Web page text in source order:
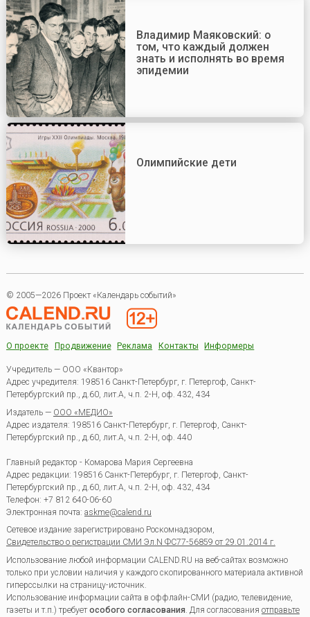
Владимир Маяковский: о
том, что каждый должен
знать и исполнять во время
эпидемии
Олимпийские дети
© 2005—2026 Проект «Календарь событий»
О проекте Продвижение Реклама Контакты Информеры
Учредитель — ООО «Квантор»
Адрес учредителя: 198516 Санкт-Петербург, г. Петергоф, Санкт-
Петербургский пр., д.60, лит.А, ч.п. 2-Н, оф. 432, 434
Издатель — ООО «МЕДИО»
Адрес издателя: 198516 Санкт-Петербург, г. Петергоф, Санкт-
Петербургский пр., д.60, лит.А, ч.п. 2-Н, оф. 440
Главный редактор - Комарова Мария Сергеевна
Адрес редакции: 198516 Санкт-Петербург, г. Петергоф Санкт-
Петербургский пр., д.60, лит.А, ч.п. 2-Н, оф. 432, 434
Телефон: +7 812 640-06-60
Электронная почта: askme@calend.ru
Сетевое издание зарегистрировано Роскомнадзором,
Свидетельство о регистрации СМИ Эл.N ФС77-56859 от 29.01.2014 г.
Использование любой информации CALEND.RU на веб-сайтах возможно
только при условии наличия у каждого скопированного материала активной
гиперссылки на страницу-источник.
Использование информации сайта в оффлайн-СМИ (радио, телевидение,
газеты и т.п.) требуетособого согласования. Для согласования отправьте